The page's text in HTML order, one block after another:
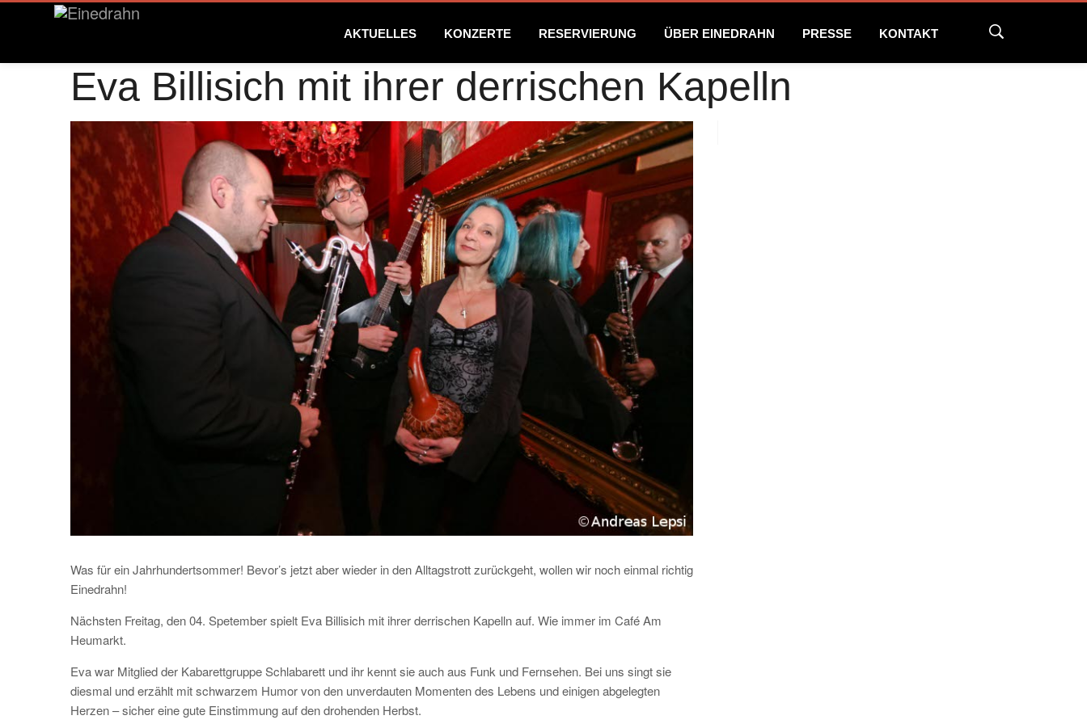
AKTUELLES KONZERTE RESERVIERUNG ÜBER EINEDRAHN PRESSE KONTAKT
Eva Billisich mit ihrer derrischen Kapelln
Was für ein Jahrhundertsommer! Bevor’s jetzt aber wieder in den Alltagstrott zurückgeht, wollen wir noch einmal richtig
Einedrahn!
Nächsten Freitag, den 04. Spetember spielt Eva Billisich mit ihrer derrischen Kapelln auf. Wie immer im Café Am
Heumarkt.
Eva war Mitglied der Kabarettgruppe Schlabarett und ihr kennt sie auch aus Funk und Fernsehen. Bei uns singt sie
diesmal und erzählt mit schwarzem Humor von den unverdauten Momenten des Lebens und einigen abgelegten
Herzen – sicher eine gute Einstimmung auf den drohenden Herbst.